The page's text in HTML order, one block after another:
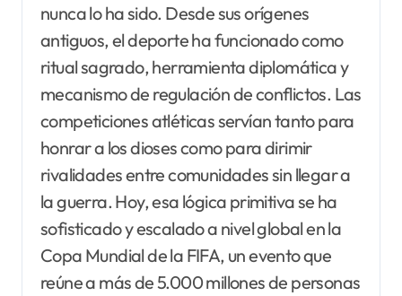
nunca lo ha sido. Desde sus orígenes
antiguos, el deporte ha funcionado como
ritual sagrado, herramienta diplomática y
mecanismo de regulación de conflictos. Las
competiciones atléticas servían tanto para
honrar a los dioses como para dirimir
rivalidades entre comunidades sin llegar a
la guerra. Hoy, esa lógica primitiva se ha
sofisticado y escalado a nivel global en la
Copa Mundial de la FIFA, un evento que
reúne a más de 5.000 millones de personas